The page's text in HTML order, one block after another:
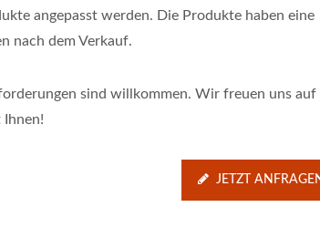
angepasst werden. Die Produkte haben eine
nach dem Verkauf.
sind willkommen. Wir freuen uns auf
Ihnen!
JETZT